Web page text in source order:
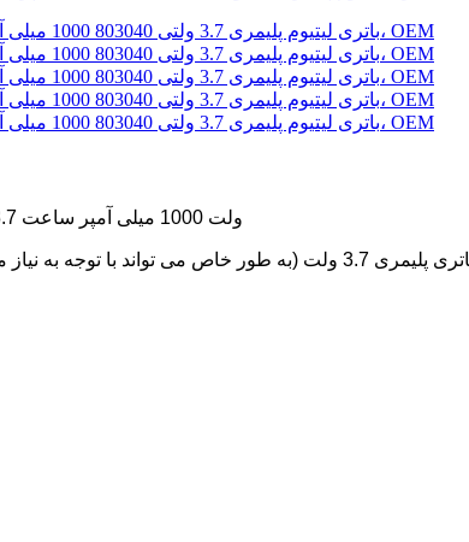
باتری لیتیومی پلیمری 3.7 ولت مدل محصول: XL 3.7 ولت 1000 میلی آمپر ساعت
مشتری طراحی شود - ولتاژ / ظرفیت / اندازه / خط)